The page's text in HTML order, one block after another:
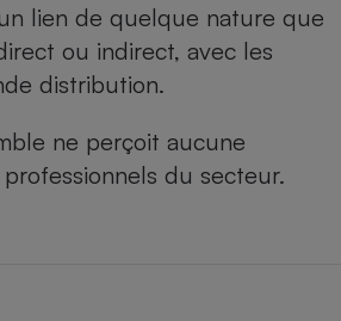
lien de quelque nature que
ou indirect, avec les
distribution.
ne perçoit aucune
du secteur.